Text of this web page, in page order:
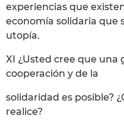
experiencias que
economía solidaria que
utopía.
XI ¿Usted cree que una
cooperación y de la
solidaridad es posible?
realice?